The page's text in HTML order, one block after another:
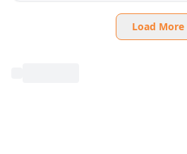
Load More